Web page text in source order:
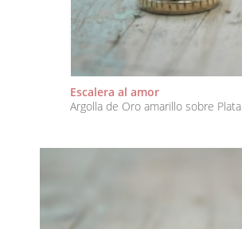
Escalera al amor
Argolla de Oro amarillo sobre Plata